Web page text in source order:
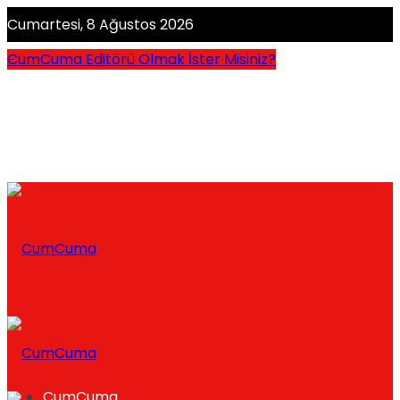
Cumartesi, 8 Ağustos 2026
CumCuma Editörü Olmak İster Misiniz?